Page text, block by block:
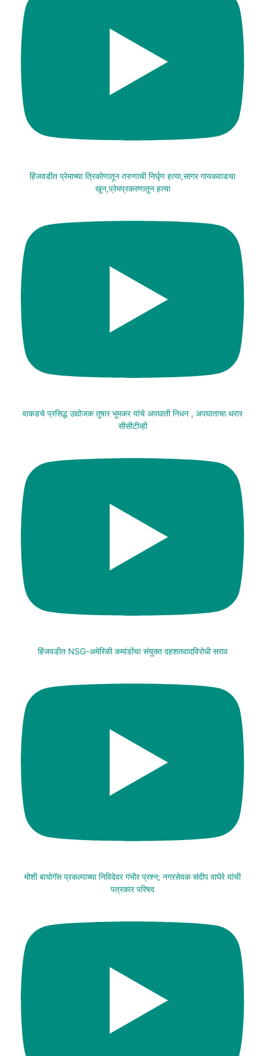
हिंजवडीत प्रेमाच्या त्रिकोणातून तरुणाची निर्घृण हत्या,सागर गायकवाडचा
खून,प्रेमप्रकरणातून हत्या
वाकडचे प्रसिद्ध उद्योजक तुषार भूमकर यांचे अपघाती निधन , अपघाताचा थरार
सीसीटीव्ही
हिंजवडीत NSG-अमेरिकी कमांडोंचा संयुक्त दहशतवादविरोधी सराव
मोशी बायोगॅस प्रकल्पाच्या निविदेवर गंभीर प्रश्न; नगरसेवक संदीप वाघेरे यांची
पत्रकार परिषद